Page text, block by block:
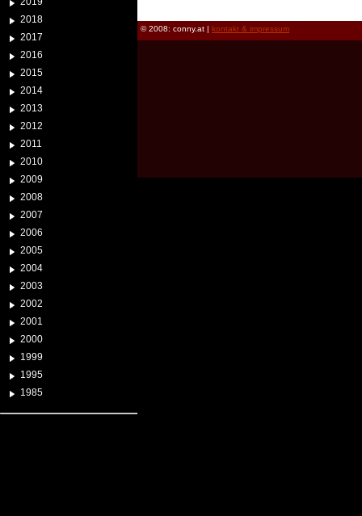
2018
2017
2016
2015
2014
2013
2012
2011
2010
2009
2008
2007
2006
2005
2004
2003
2002
2001
2000
1999
1995
1985
© 2008: conny.at | kontakt & impressum